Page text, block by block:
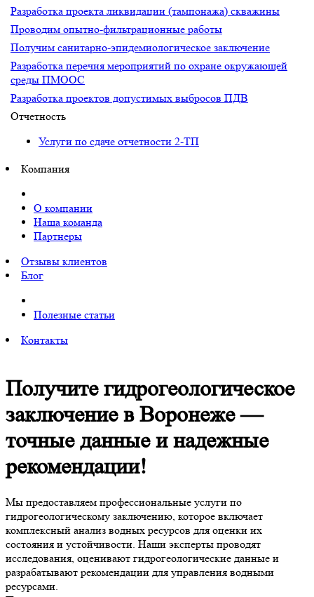
Разработка проекта ликвидации (тампонажа) скважины
Проводим опытно-фильтрационные работы
Получим санитарно-эпидемиологическое заключение
Разработка перечня мероприятий по охране окружающей
среды ПМООС
Разработка проектов допустимых выбросов ПДВ
Отчетность
Услуги по сдаче отчетности 2-ТП
Компания
О компании
Наша команда
Партнеры
Отзывы клиентов
Блог
Полезные статьи
Контакты
Получите гидрогеологическое
заключение в Воронеже —
точные данные и надежные
рекомендации!
Мы предоставляем профессиональные услуги по
гидрогеологическому заключению, которое включает
комплексный анализ водных ресурсов для оценки их
состояния и устойчивости. Наши эксперты проводят
исследования, оценивают гидрогеологические данные и
разрабатывают рекомендации для управления водными
ресурсами.